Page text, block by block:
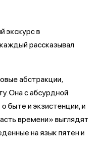
экскурс в
рассказывал
абстракции,
Она с абсурдной
быте и экзистенции, и
времени» выглядят
на язык пятен и